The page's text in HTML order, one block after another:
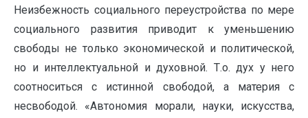
Неизбежность социального переустройства по мере
социального развития приводит к уменьшению
свободы не только экономической и политической,
но и интеллектуальной и духовной. Т.о. дух у него
соотноситься с истинной свободой, а материя с
несвободой. «Автономия морали, науки, искусства,